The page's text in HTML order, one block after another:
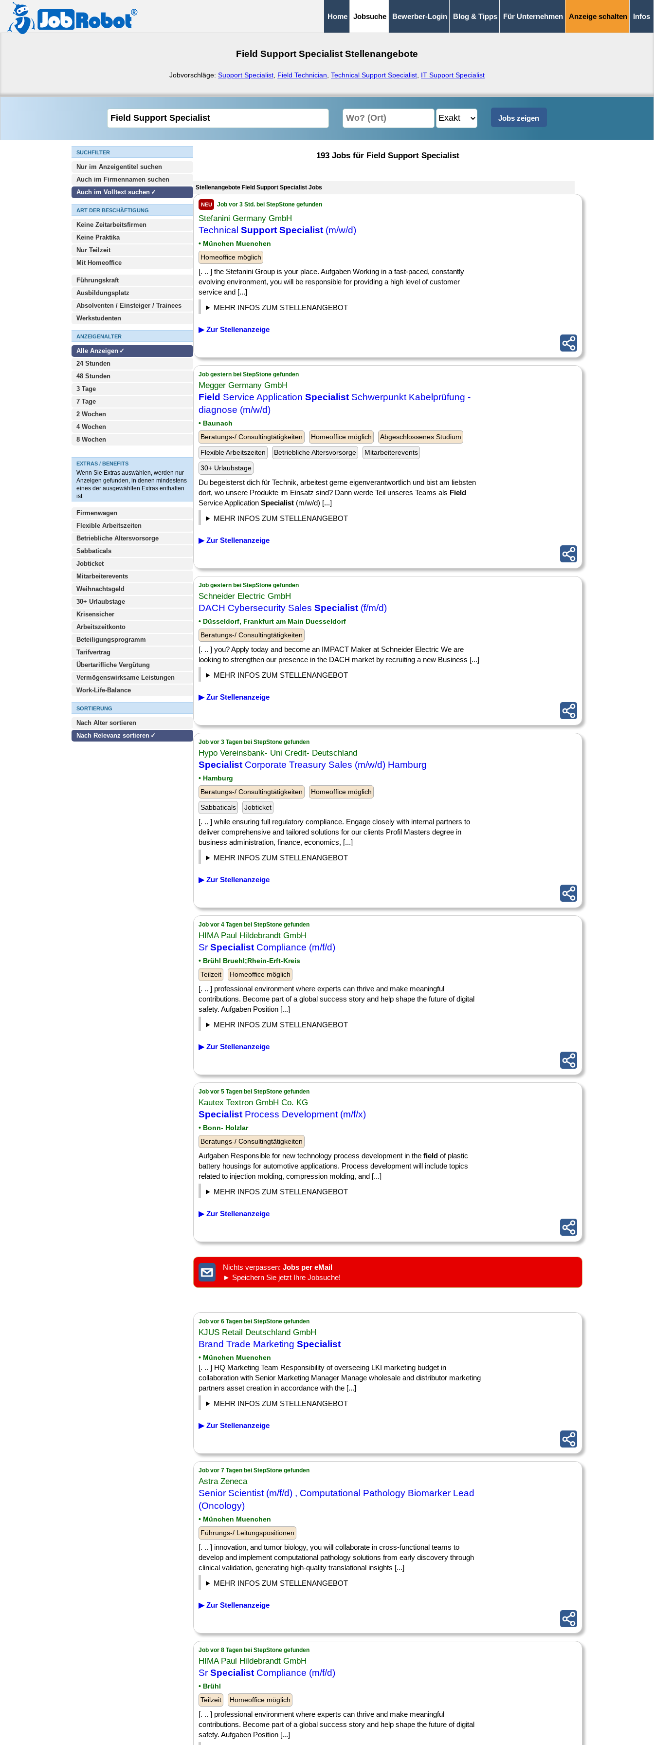
Home Jobsuche Bewerber-Login Blog & Tipps Für Unternehmen Anzeige schalten Infos
Field Support Specialist Stellenangebote
Jobvorschläge: Support Specialist Field Technician Technical Support Specialist IT Support Specialist
SUCHFILTER
Nur im Anzeigentitel suchen
Auch im Firmennamen suchen
Auch im Volltext suchen
ART DER BESCHÄFTIGUNG
Keine Zeitarbeitsfirmen
Keine Praktika
Nur Teilzeit
Mit Homeoffice
Führungskraft
Ausbildungsplatz
Absolventen / Einsteiger / Trainees
Werkstudenten
ANZEIGENALTER
Alle Anzeigen
24 Stunden
48 Stunden
3 Tage
7 Tage
2 Wochen
4 Wochen
8 Wochen
EXTRAS / BENEFITS
Wenn Sie Extras auswählen, werden nur
Anzeigen gefunden, in denen mindestens
eines der ausgewählten Extras enthalten
ist
Firmenwagen
Flexible Arbeitszeiten
Betriebliche Altersvorsorge
Sabbaticals
Jobticket
Mitarbeiterevents
Weihnachtsgeld
30+ Urlaubstage
Krisensicher
Arbeitszeitkonto
Beteiligungsprogramm
Tarifvertrag
Übertarifliche Vergütung
Vermögenswirksame Leistungen
Work-Life-Balance
SORTIERUNG
Nach Alter sortieren
Nach Relevanz sortieren
193 Jobs für Field Support Specialist
Stellenangebote Field Support Specialist Jobs
NEU Job vor 3 Std. bei StepStone gefunden
Stefanini Germany GmbH
Technical Support Specialist (m/w/d)
• München Muenchen
Homeoffice möglich
[. .. ] the Stefanini Group is your place. Aufgaben Working in a fast-paced, constantly
evolving environment, you will be responsible for providing a high level of customer
service and [...]
MEHR INFOS ZUM STELLENANGEBOT
▶ Zur Stellenanzeige
Job gestern bei StepStone gefunden
Megger Germany GmbH
Field Service Application Specialist Schwerpunkt Kabelprüfung -
diagnose (m/w/d)
• Baunach
Beratungs-/ Consultingtätigkeiten
Homeoffice möglich
Abgeschlossenes Studium
Flexible Arbeitszeiten
Betriebliche Altersvorsorge
Mitarbeiterevents
30+ Urlaubstage
Du begeisterst dich für Technik, arbeitest gerne eigenverantwortlich und bist am liebsten
dort, wo unsere Produkte im Einsatz sind? Dann werde Teil unseres Teams als Field
Service Application Specialist (m/w/d) [...]
MEHR INFOS ZUM STELLENANGEBOT
▶ Zur Stellenanzeige
Job gestern bei StepStone gefunden
Schneider Electric GmbH
DACH Cybersecurity Sales Specialist (f/m/d)
• Düsseldorf, Frankfurt am Main Duesseldorf
Beratungs-/ Consultingtätigkeiten
[. .. ] you? Apply today and become an IMPACT Maker at Schneider Electric We are
looking to strengthen our presence in the DACH market by recruiting a new Business [...]
MEHR INFOS ZUM STELLENANGEBOT
▶ Zur Stellenanzeige
Job vor 3 Tagen bei StepStone gefunden
Hypo Vereinsbank- Uni Credit- Deutschland
Specialist Corporate Treasury Sales (m/w/d) Hamburg
• Hamburg
Beratungs-/ Consultingtätigkeiten
Homeoffice möglich
Sabbaticals
Jobticket
[. .. ] while ensuring full regulatory compliance. Engage closely with internal partners to
deliver comprehensive and tailored solutions for our clients Profil Masters degree in
business administration, finance, economics, [...]
MEHR INFOS ZUM STELLENANGEBOT
▶ Zur Stellenanzeige
Job vor 4 Tagen bei StepStone gefunden
HIMA Paul Hildebrandt GmbH
Sr Specialist Compliance (m/f/d)
• Brühl Bruehl;Rhein-Erft-Kreis
Teilzeit
Homeoffice möglich
[. .. ] professional environment where experts can thrive and make meaningful
contributions. Become part of a global success story and help shape the future of digital
safety. Aufgaben Position [...]
MEHR INFOS ZUM STELLENANGEBOT
▶ Zur Stellenanzeige
Job vor 5 Tagen bei StepStone gefunden
Kautex Textron GmbH Co. KG
Specialist Process Development (m/f/x)
• Bonn- Holzlar
Beratungs-/ Consultingtätigkeiten
Aufgaben Responsible for new technology process development in the field of plastic
battery housings for automotive applications. Process development will include topics
related to injection molding, compression molding, and [...]
MEHR INFOS ZUM STELLENANGEBOT
▶ Zur Stellenanzeige
Nichts verpassen: Jobs per eMail
► Speichern Sie jetzt Ihre Jobsuche!
Job vor 6 Tagen bei StepStone gefunden
KJUS Retail Deutschland GmbH
Brand Trade Marketing Specialist
• München Muenchen
[. .. ] HQ Marketing Team Responsibility of overseeing LKI marketing budget in
collaboration with Senior Marketing Manager Manage wholesale and distributor marketing
partners asset creation in accordance with the [...]
MEHR INFOS ZUM STELLENANGEBOT
▶ Zur Stellenanzeige
Job vor 7 Tagen bei StepStone gefunden
Astra Zeneca
Senior Scientist (m/f/d) , Computational Pathology Biomarker Lead
(Oncology)
• München Muenchen
Führungs-/ Leitungspositionen
[. .. ] innovation, and tumor biology, you will collaborate in cross-functional teams to
develop and implement computational pathology solutions from early discovery through
clinical validation, generating high-quality translational insights [...]
MEHR INFOS ZUM STELLENANGEBOT
▶ Zur Stellenanzeige
Job vor 8 Tagen bei StepStone gefunden
HIMA Paul Hildebrandt GmbH
Sr Specialist Compliance (m/f/d)
• Brühl
Teilzeit
Homeoffice möglich
[. .. ] professional environment where experts can thrive and make meaningful
contributions. Become part of a global success story and help shape the future of digital
safety. Aufgaben Position [...]